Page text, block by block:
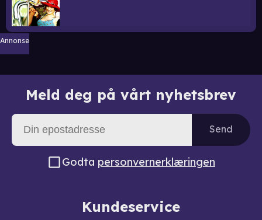
Annonse
Meld deg på vårt nyhetsbrev
Send
Godta personvernerklæringen
Kundeservice